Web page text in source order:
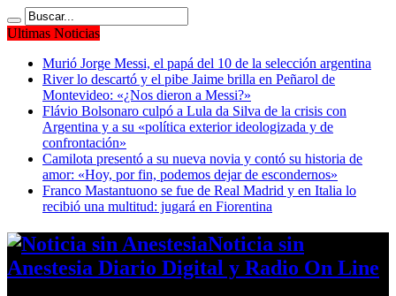
Ultimas Noticias
Murió Jorge Messi, el papá del 10 de la selección argentina
River lo descartó y el pibe Jaime brilla en Peñarol de
Montevideo: «¿Nos dieron a Messi?»
Flávio Bolsonaro culpó a Lula da Silva de la crisis con
Argentina y a su «política exterior ideologizada y de
confrontación»
Camilota presentó a su nueva novia y contó su historia de
amor: «Hoy, por fin, podemos dejar de escondernos»
Franco Mastantuono se fue de Real Madrid y en Italia lo
recibió una multitud: jugará en Fiorentina
Noticia sin
Anestesia Diario Digital y Radio On Line